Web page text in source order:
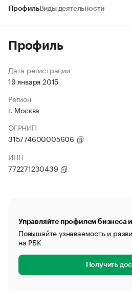
ПрофильВиды деятельности
Профиль
Дата регистрации
19 января 2015
Регион
г. Москва
ОГРНИП
315774600005606
ИНН
772271230439
Управляйте профилем бизнеса
Повышайте узнаваемость и
на РБК
Получить